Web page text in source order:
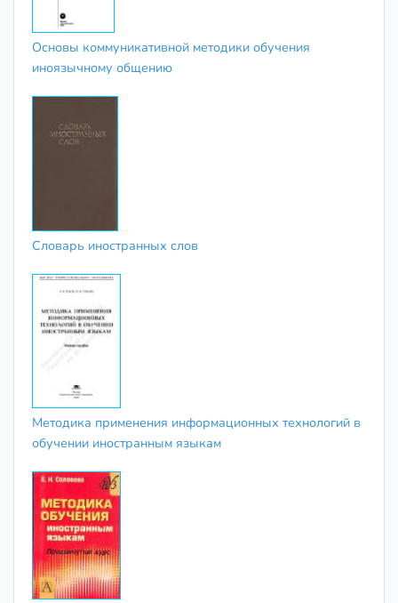
Основы коммуникативной методики обучения
иноязычному общению
Словарь иностранных слов
Методика применения информационных технологий в
обучении иностранным языкам